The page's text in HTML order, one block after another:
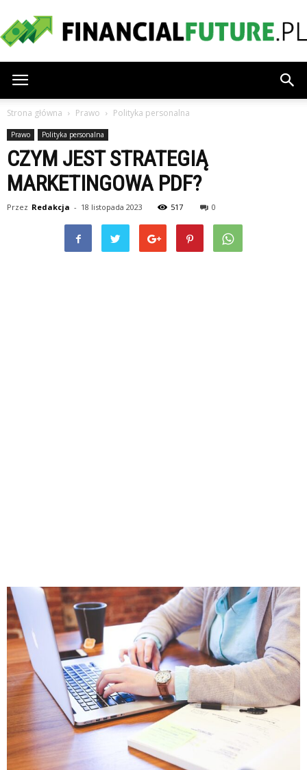
Strona główna Prawo Polityka personalna
Prawo Polityka personalna
CZYM JEST STRATEGIĄ
MARKETINGOWA PDF?
Przez Redakcja - 18 listopada 2023 517 0